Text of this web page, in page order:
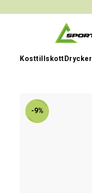
KosttillskottDrycker
-9%